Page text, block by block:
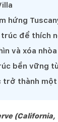
hứng
trúc để thích
và xóa
bền vững
thành một